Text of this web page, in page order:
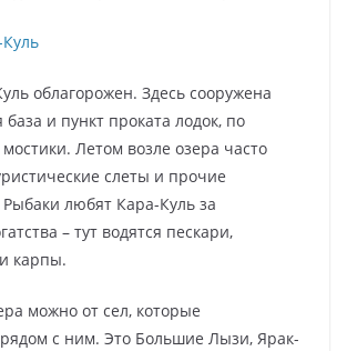
облагорожен. Здесь сооружена
база и пункт проката лодок, по
Летом возле озера часто
слеты и прочие
любят Кара-Куль за
– тут водятся пескари,
карпы.
можно от сел, которые
с ним. Это Большие Лызи, Ярак-